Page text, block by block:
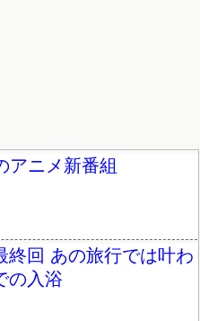
アニメ新番組
終回 あの旅行では叶わ
の入浴